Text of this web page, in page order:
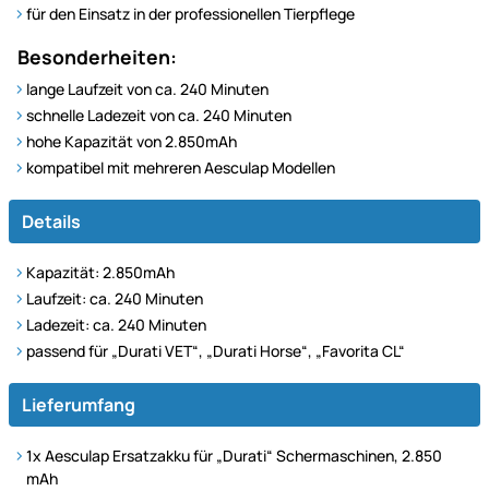
für den Einsatz in der professionellen Tierpflege
Besonderheiten:
lange Laufzeit von ca. 240 Minuten
schnelle Ladezeit von ca. 240 Minuten
hohe Kapazität von 2.850mAh
kompatibel mit mehreren Aesculap Modellen
Details
Kapazität: 2.850mAh
Laufzeit: ca. 240 Minuten
Ladezeit: ca. 240 Minuten
passend für „Durati VET“, „Durati Horse“, „Favorita CL“
Lieferumfang
1x Aesculap Ersatzakku für „Durati“ Schermaschinen, 2.850
mAh